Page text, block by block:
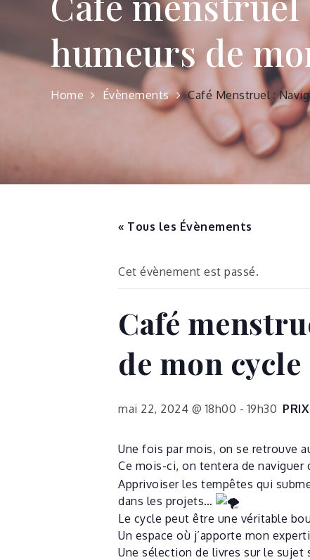
humeurs de
Home Évènements Café Menstruel :
« Tous les Évènements
Cet évènement est passé.
Café
de mon cycle
mai 22, 2024 @ 18h00 -19h30
Une fois par mois, on se retrouve
Ce mois-ci, on tentera de
Apprivoiser les tempêtes qui
dans les projets…
Le cycle peut être une véritable
Un espace où j’apporte mon
Une sélection de livres sur le sujet